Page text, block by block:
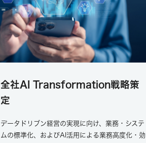
全社AI Transformation戦略策
定
データドリブン経営の実現に向け、業務・システ
ムの標準化、およびAI活用による業務高度化・効